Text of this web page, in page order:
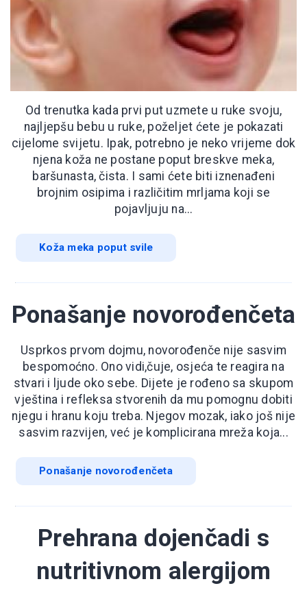
Od trenutka kada prvi put uzmete u ruke svoju,
najljepšu bebu u ruke, poželjet ćete je pokazati
cijelome svijetu. Ipak, potrebno je neko vrijeme dok
njena koža ne postane poput breskve meka,
baršunasta, čista. I sami ćete biti iznenađeni
brojnim osipima i različitim mrljama koji se
pojavljuju na...
Koža meka poput svile
Ponašanje novorođenčeta
Usprkos prvom dojmu, novorođenče nije sasvim
bespomoćno. Ono vidi,čuje, osjeća te reagira na
stvari i ljude oko sebe. Dijete je rođeno sa skupom
vještina i refleksa stvorenih da mu pomognu dobiti
njegu i hranu koju treba. Njegov mozak, iako još nije
sasvim razvijen, već je komplicirana mreža koja...
Ponašanje novorođenčeta
Prehrana dojenčadi s
nutritivnom alergijom